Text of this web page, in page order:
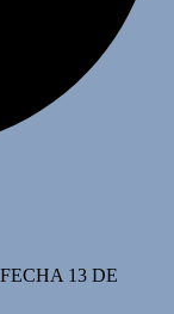
13 DE